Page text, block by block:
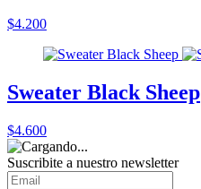
$4.200
Sweater Black Sheep
$4.600
Suscribite a nuestro newsletter